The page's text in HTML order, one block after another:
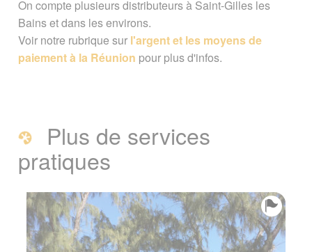
On compte plusieurs distributeurs à Saint-Gilles les
Bains et dans les environs.
Voir notre rubrique sur l'argent et les moyens de
paiement à la Réunion pour plus d'infos.
Plus de services
pratiques